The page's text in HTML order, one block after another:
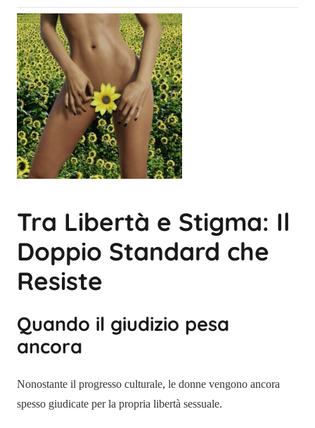
Tra Libertà e Stigma: Il
Doppio Standard che
Resiste
Quando il giudizio pesa
ancora
Nonostante il progresso culturale, le donne vengono ancora
spesso giudicate per la propria libertà sessuale.